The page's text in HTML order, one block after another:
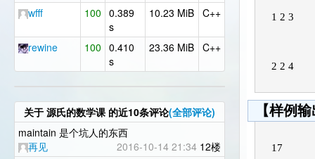
wfff 100 0.389
s
10.23 MiB C++
rewine 100 0.410
s
23.36 MiB C++
关于 源氏的数学课的近10条评论(全部评论)
maintain 是个坑人的东西
再见
2016-10-14 21:34 12楼
【样例